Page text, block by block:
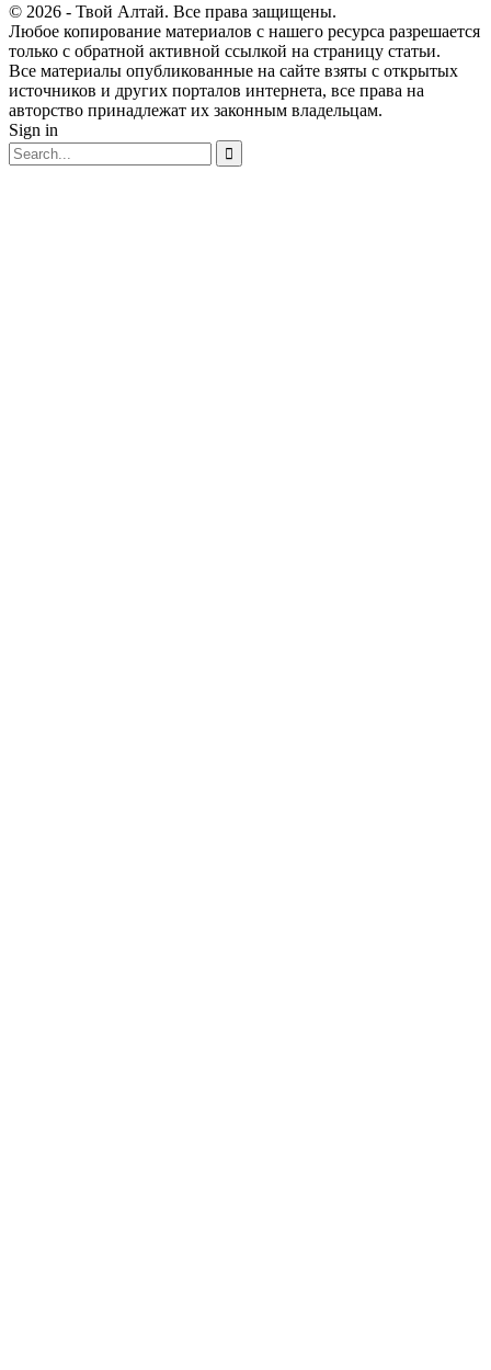
© 2026 - Твой Алтай. Все права защищены.
Любое копирование материалов с нашего ресурса разрешается
только с обратной активной ссылкой на страницу статьи.
Все материалы опубликованные на сайте взяты с открытых
источников и других порталов интернета, все права на
авторство принадлежат их законным владельцам.
Sign in